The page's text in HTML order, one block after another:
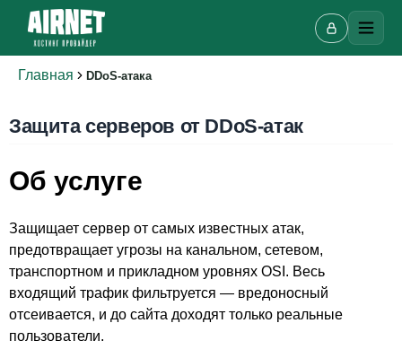
Главная DDoS-атака
Защита серверов от DDoS-атак
Об услуге
Защищает сервер от самых известных атак,
предотвращает угрозы на канальном, сетевом,
транспортном и прикладном уровнях OSI. Весь
входящий трафик фильтруется — вредоносный
отсеивается, и до сайта доходят только реальные
пользователи.
A
Онлайн · отвечаем за несколько минут
Ваше имя